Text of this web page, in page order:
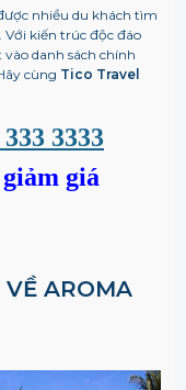
nhiều du khách tìm
kiến trúc độc đáo
danh sách chính
cùng Tico Travel
333 3333
giá
AROMA